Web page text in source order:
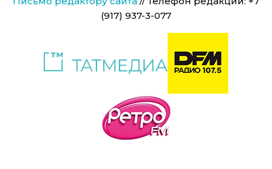
(917) 937-3-077